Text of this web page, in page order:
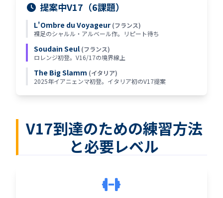
提案中V17（6課題）
L'Ombre du Voyageur (フランス)
裸足のシャルル・アルベール作。リピート待ち
Soudain Seul (フランス)
ロレンジ初登。V16/17の境界線上
The Big Slamm (イタリア)
2025年イアニェンマ初登。イタリア初のV17提案
V17到達のための練習方法
と必要レベル